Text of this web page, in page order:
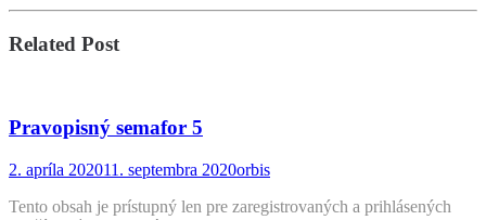
Related Post
Pravopisný semafor 5
Posted
2. apríla 202011. septembra 2020by
orbis
Tento obsah je prístupný len pre zaregistrovaných a prihlásených